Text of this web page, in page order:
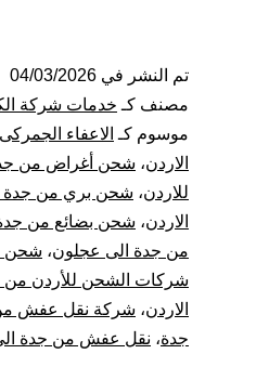
تم النشر في 04/03/2026
مصنف كـ خدمات شركة
موسوم كـ الاعفاء
الاردن، شحن أغراض من
للاردن، شحن بري من جدة
الاردن، شحن بضائع من جدة
من جدة الى عجلون، شحن
شركات الشحن للأردن من
الاردن، شركة نقل عفش من
جدة، نقل عفش من جدة